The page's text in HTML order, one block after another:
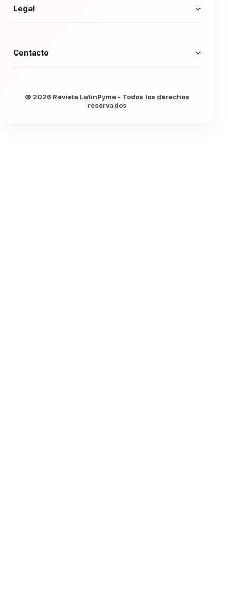
Legal
Contacto
© 2026 Revista LatinPyme - Todos los derechos
reservados